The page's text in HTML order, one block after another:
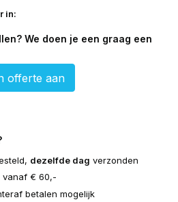
in:
We doen je een graag een
offerte aan
dezelfde dag verzonden
vanaf € 60,-
betalen mogelijk